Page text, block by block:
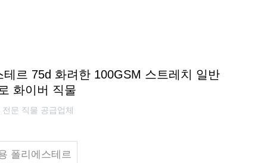
르 75d 화려한 100GSM 스트레치 일반
화이버 직물
문 직물 공급업체
폴리에스테르